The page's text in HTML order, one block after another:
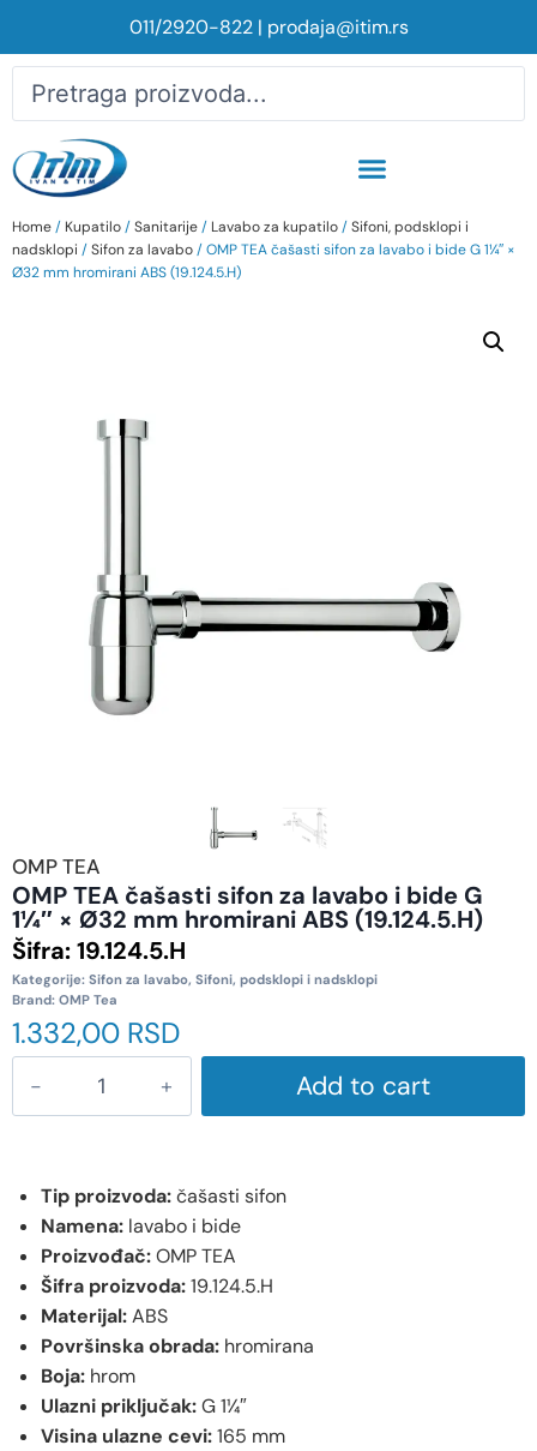
011/2920-822| prodaja@itim.rs
Home/ Kupatilo/Sanitarije/ Lavabo za kupatilo/Sifoni, podsklopi i
nadsklopi /Sifon za lavabo/ OMP TEA čašasti sifon za lavabo i bide G 1¼″ ×
Ø32 mm hromirani ABS (19.124.5.H)
OMP TEA
OMP TEA čašasti sifon za lavabo i bide G
1¼″ × Ø32 mm hromirani ABS (19.124.5.H)
Šifra:19.124.5.H
Kategorije: Sifon za lavabo, Sifoni, podsklopi i nadsklopi
Brand: OMP Tea
1.332,00 RSD
Add to cart
Tip proizvoda:čašasti sifon
Namena: lavabo i bide
Proizvođač:OMP TEA
Šifra proizvoda:19.124.5.H
Materijal:ABS
Površinska obrada: hromirana
Boja: hrom
Ulazni priključak:G 1¼″
Visina ulazne cevi:165 mm